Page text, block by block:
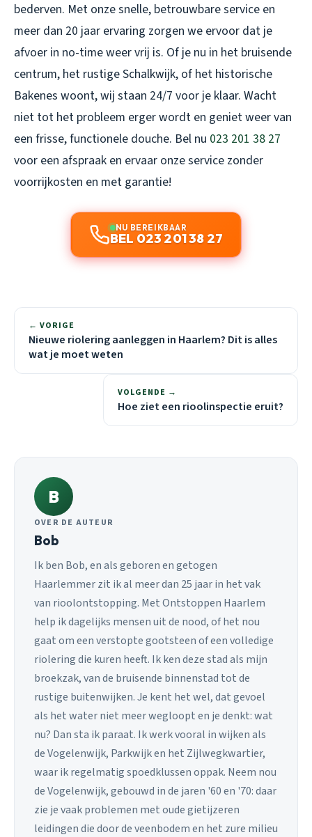
bederven. Met onze snelle, betrouwbare service en
meer dan 20 jaar ervaring zorgen we ervoor dat je
afvoer in no-time weer vrij is. Of je nu in het bruisende
centrum, het rustige Schalkwijk, of het historische
Bakenes woont, wij staan 24/7 voor je klaar. Wacht
niet tot het probleem erger wordt en geniet weer van
een frisse, functionele douche. Bel nu 023 201 38 27
voor een afspraak en ervaar onze service zonder
voorrijkosten en met garantie!
NU BEREIKBAAR
BEL 023 201 38 27
← VORIGE
Nieuwe riolering aanleggen in Haarlem? Dit is alles
wat je moet weten
VOLGENDE →
Hoe ziet een rioolinspectie eruit?
B
OVER DE AUTEUR
Bob
Ik ben Bob, en als geboren en getogen
Haarlemmer zit ik al meer dan 25 jaar in het vak
van rioolontstopping. Met Ontstoppen Haarlem
help ik dagelijks mensen uit de nood, of het nou
gaat om een verstopte gootsteen of een volledige
riolering die kuren heeft. Ik ken deze stad als mijn
broekzak, van de bruisende binnenstad tot de
rustige buitenwijken. Je kent het wel, dat gevoel
als het water niet meer wegloopt en je denkt: wat
nu? Dan sta ik paraat. Ik werk vooral in wijken als
de Vogelenwijk, Parkwijk en het Zijlwegkwartier,
waar ik regelmatig spoedklussen oppak. Neem nou
de Vogelenwijk, gebouwd in de jaren '60 en '70: daar
zie je vaak problemen met oude gietijzeren
leidingen die door de veenbodem en het zure milieu